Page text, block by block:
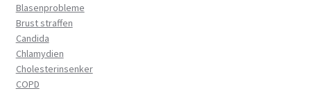
Blasenprobleme
Brust straffen
Candida
Chlamydien
Cholesterinsenker
COPD